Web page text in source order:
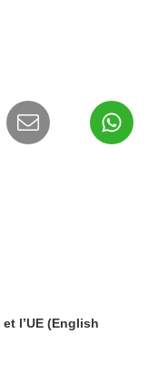
l’UE (English